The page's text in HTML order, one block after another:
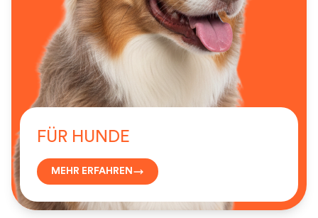
FÜR HUNDE
MEHR ERFAHREN